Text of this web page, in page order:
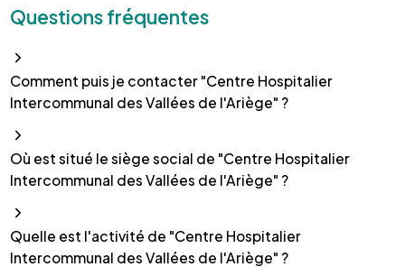
Questions fréquentes
Comment puis je contacter "Centre Hospitalier
Intercommunal des Vallées de l'Ariège" ?
Où est situé le siège social de "Centre Hospitalier
Intercommunal des Vallées de l'Ariège" ?
Quelle est l'activité de "Centre Hospitalier
Intercommunal des Vallées de l'Ariège" ?